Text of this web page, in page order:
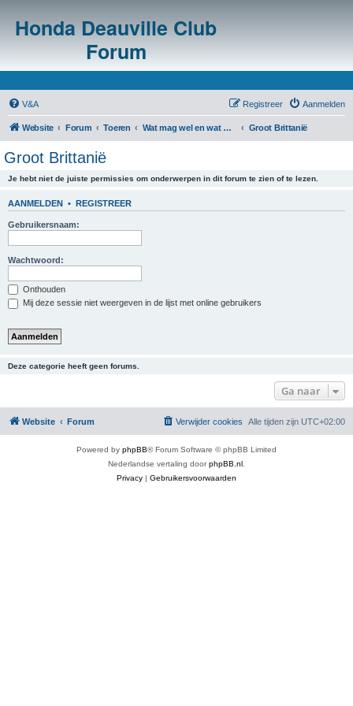
Honda Deauville Club
Forum
V&A Aanmelden
Registreer
Website Forum Toeren Wat mag wel en wat mag niet in het buitenland? Groot Brittanië
Groot Brittanië
Je hebt niet de juiste permissies om onderwerpen in dit forum te zien of te lezen.
AANMELDEN • REGISTREER
Gebruikersnaam:
Wachtwoord:
Onthouden
Mij deze sessie niet weergeven in de lijst met online gebruikers
Deze categorie heeft geen forums.
Ga naar
Website Forum Alle tijden zijn UTC+02:00
Verwijder cookies
Powered by phpBB® Forum Software © phpBB Limited
Nederlandse vertaling doorphpBB.nl
Privacy | Gebruikersvoorwaarden